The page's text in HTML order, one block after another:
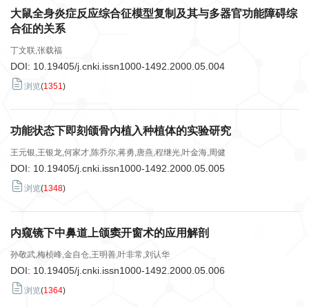
大鼠全身炎症反应综合征模型复制及其与多器官功能障碍综
合征的关系
丁文联,张载福
DOI: 10.19405/j.cnki.issn1000-1492.2000.05.004
浏览(1351)
功能状态下即刻颌骨内植入种植体的实验研究
王元银,王银龙,何家才,陈乔尔,蒋勇,唐燕,程继光,叶金海,周健
DOI: 10.19405/j.cnki.issn1000-1492.2000.05.005
浏览(1348)
内窥镜下中鼻道上颌窦开窗术的应用解剖
孙敬武,梅桢峰,金自仓,王明善,叶非常,刘认华
DOI: 10.19405/j.cnki.issn1000-1492.2000.05.006
浏览(1364)